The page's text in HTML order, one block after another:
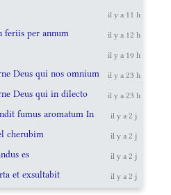
il y a 11 h
feriis per annum il y a 12 h
il y a 19 h
Deus qui nos omnium il y a 23 h
Deus qui in dilecto il y a 23 h
fumus aromatum In il y a 2 j
cherubim il y a 2 j
es il y a 2 j
et exsultabit il y a 2 j